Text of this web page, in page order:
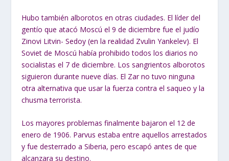
Hubo también alborotos en otras ciudades. El líder del
gentío que atacó Moscú el 9 de diciembre fue el judío
Zinovi Litvin- Sedoy (en la realidad Zvulin Yankelev). El
Soviet de Moscú había prohibido todos los diarios no
socialistas el 7 de diciembre. Los sangrientos alborotos
siguieron durante nueve días. El Zar no tuvo ninguna
otra alternativa que usar la fuerza contra el saqueo y la
chusma terrorista.
Los mayores problemas finalmente bajaron el 12 de
enero de 1906. Parvus estaba entre aquellos arrestados
y fue desterrado a Siberia, pero escapó antes de que
alcanzara su destino.